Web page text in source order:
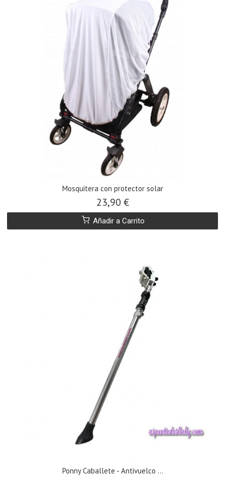
Mosquitera con protector solar
23,90 €
Añadir a Carrito
Ponny Caballete - Antivuelco ...